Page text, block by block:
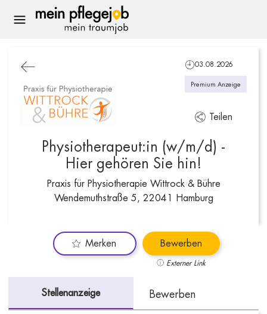
Physiotherapeut:in (w/m/d) -
Hier gehören Sie hin!
Praxis für Physiotherapie Wittrock & Bühre
Wendemuthstraße 5, 22041 Hamburg
03.08.2026
Premium Anzeige
Teilen
Merken Bewerben
Externer Link
Stellenanzeige Bewerben